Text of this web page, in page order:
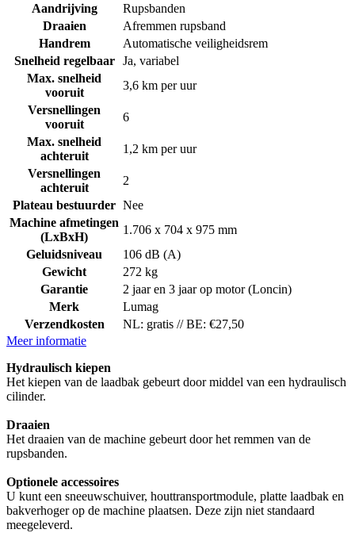
Aandrijving
Rupsbanden
Draaien
Afremmen rupsband
Handrem
Automatische veiligheidsrem
Snelheid regelbaar
Ja, variabel
Max. snelheid
vooruit
3,6 km per uur
Versnellingen
vooruit
6
Max. snelheid
achteruit
1,2 km per uur
Versnellingen
achteruit
2
Plateau bestuurder Nee
Machine afmetingen
(LxBxH)
1.706 x 704 x 975 mm
Geluidsniveau
106 dB (A)
Gewicht
272 kg
Garantie
2 jaar en 3 jaar op motor (Loncin)
Merk
Lumag
Verzendkosten
NL: gratis // BE: €27,50
Meer informatie
Hydraulisch kiepen
Het kiepen van de laadbak gebeurt door middel van een hydraulisch
cilinder.
Draaien
Het draaien van de machine gebeurt door het remmen van de
rupsbanden.
Optionele accessoires
U kunt een sneeuwschuiver, houttransportmodule, platte laadbak en
bakverhoger op de machine plaatsen. Deze zijn niet standaard
meegeleverd.